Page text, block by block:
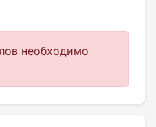
необходимо